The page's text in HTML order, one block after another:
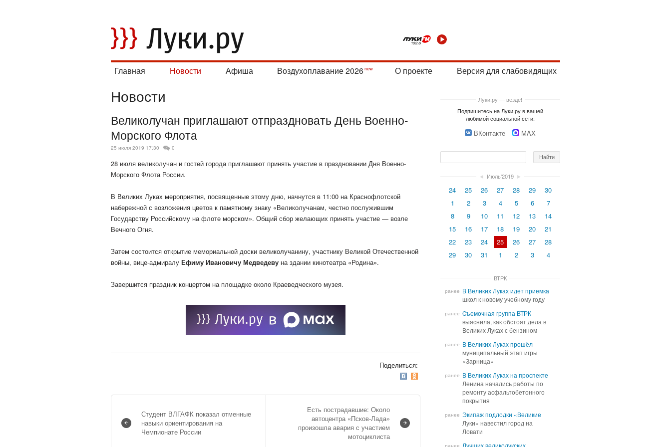
Главная Новости Афиша Воздухоплавание 2026 О проекте Версия для слабовидящих
Новости
Великолучан приглашают отпраздновать День Военно-
Морского Флота
25 июля 2019 17:30 0
28 июля великолучан и гостей города приглашают принять участие в праздновании Дня Военно-
Морского Флота России.
В Великих Луках мероприятия, посвященные этому дню, начнутся в 11:00 на Краснофлотской
набережной с возложения цветов к памятному знаку «Великолучанам, честно послужившим
Государству Российскому на флоте морском». Общий сбор желающих принять участие — возле
Вечного Огня.
Затем состоится открытие мемориальной доски великолучанину, участнику Великой Отечественной
войны, вице-адмиралу Ефиму Ивановичу Медведеву на здании кинотеатра «Родина».
Завершится праздник концертом на площадке около Краеведческого музея.
Поделиться:
Студент ВЛГАФК показал отменные
навыки ориентирования на
Чемпионате России
Есть пострадавшие: Около
автоцентра «Псков-Лада»
произошла авария с участием
мотоциклиста
Луки.ру — везде!
Подпишитесь на Луки.ру в вашей
любимой социальной сети:
ВКонтакте MAX
◄ Июль'2019 ►
24 25 26 27 28 29
30
1
2 3 4 5 6
7
8
9 10 11 12 13
14
15
16 17 18 19 20
21
22
23 24 25 26 27
28
29
30 31 1 2 3 4
ВТРК
ранее В Великих Луках идет приемка
школ к новому учебному году
В Великих Луках идет приемка
школ к новому учебному году
ранее Cъемочная группа ВТРК
выяснила, как обстоят дела в
Великих Луках с бензином
Cъемочная группа ВТРК
выяснила, как обстоят дела в
Великих Луках с бензином
ранее В Великих Луках прошёл
муниципальный этап игры
«Зарница»
В Великих Луках прошёл
муниципальный этап игры
«Зарница»
ранее В Великих Луках на проспекте
Ленина начались работы по
ремонту асфальтобетонного
покрытия
В Великих Луках на проспекте
Ленина начались работы по
ремонту асфальтобетонного
покрытия
ранее Экипаж подлодки «Великие
Луки» навестил город на
Ловати
Экипаж подлодки «Великие
Луки» навестил город на
Ловати
ранее Лучших великолукских
Лучших великолукских